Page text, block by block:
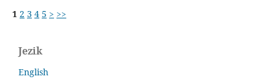
1 2 3 4 5 > >>
Jezik
English